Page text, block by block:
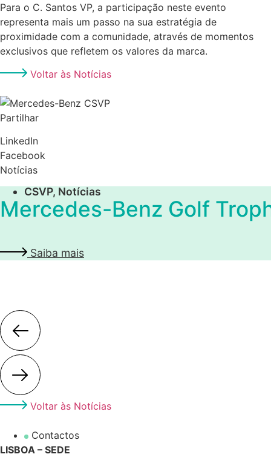
Para o C. Santos VP, a participação neste evento
representa mais um passo na sua estratégia de
proximidade com a comunidade, através de momentos
exclusivos que refletem os valores da marca.
Voltar às Notícias
Partilhar
LinkedIn
Facebook
Notícias
CSVP, Notícias
Mercedes-Benz Golf
Saiba mais
Voltar às Notícias
Contactos
LISBOA – SEDE